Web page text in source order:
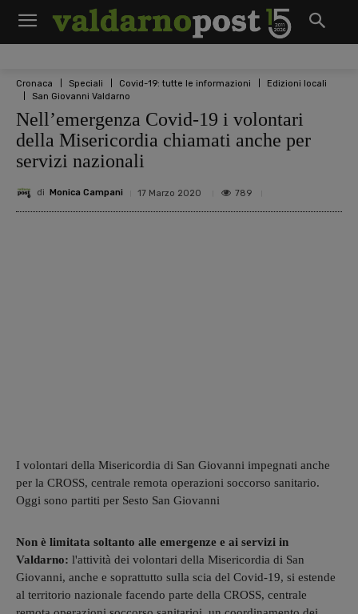
Cronaca Speciali Covid-19: tutte le informazioni
Edizioni locali
San Giovanni Valdarno
Nell’emergenza Covid-19 i volontari
della Misericordia chiamati anche per
servizi nazionali
di Monica Campani 17 Marzo 2020 789
I volontari della Misericordia di San Giovanni impegnati anche
per la CROSS, centrale remota operazioni soccorso sanitario.
Oggi sono partiti per Sesto San Giovanni
Non è limitata soltanto alle emergenze e ai servizi in
Valdarno: l'attività dei volontari della Misericordia di San
Giovanni, anche e soprattutto sulla scia del Covid-19, si estende
al territorio nazionale facendo parte della CROSS, centrale